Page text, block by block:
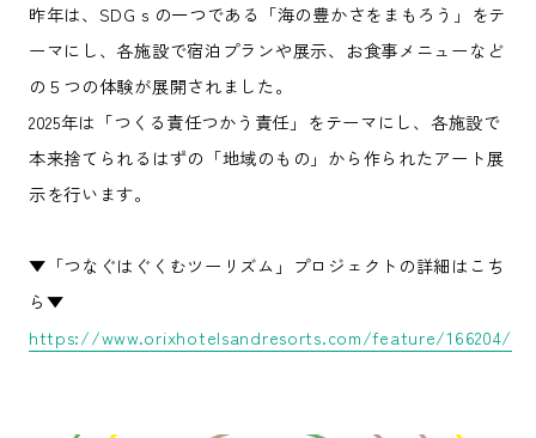
昨年は、SDGｓの一つである「海の豊かさをまもろう」をテ
ーマにし、各施設で宿泊プランや展示、お食事メニューなど
の５つの体験が展開されました。
2025年は「つくる責任つかう責任」をテーマにし、各施設で
本来捨てられるはずの「地域のもの」から作られたアート展
示を行います。
▼「つなぐはぐくむツーリズム」プロジェクトの詳細はこち
ら▼
https://www.orixhotelsandresorts.com/feature/166204/